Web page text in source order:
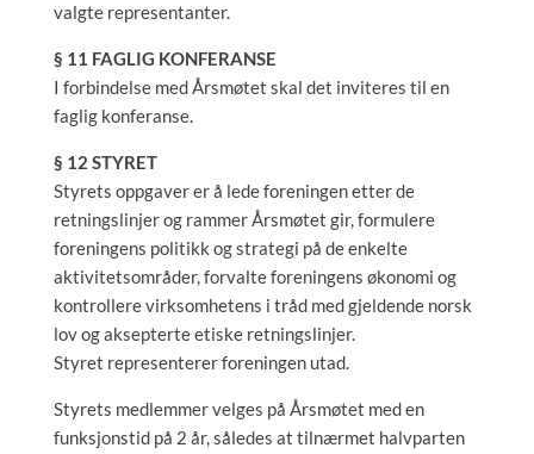
valgte representanter.
§ 11 FAGLIG KONFERANSE
I forbindelse med Årsmøtet skal det inviteres til en
faglig konferanse.
§ 12 STYRET
Styrets oppgaver er å lede foreningen etter de
retningslinjer og rammer Årsmøtet gir, formulere
foreningens politikk og strategi på de enkelte
aktivitetsområder, forvalte foreningens økonomi og
kontrollere virksomhetens i tråd med gjeldende norsk
lov og aksepterte etiske retningslinjer.
Styret representerer foreningen utad.
Styrets medlemmer velges på Årsmøtet med en
funksjonstid på 2 år, således at tilnærmet halvparten